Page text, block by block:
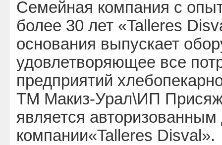
Семейная компания с
более 30 лет «Talleres
основания выпускает
удовлетворяющее все
предприятий
ТМ Макиз-Урал\ИП
является
компании«Talleres Disval».